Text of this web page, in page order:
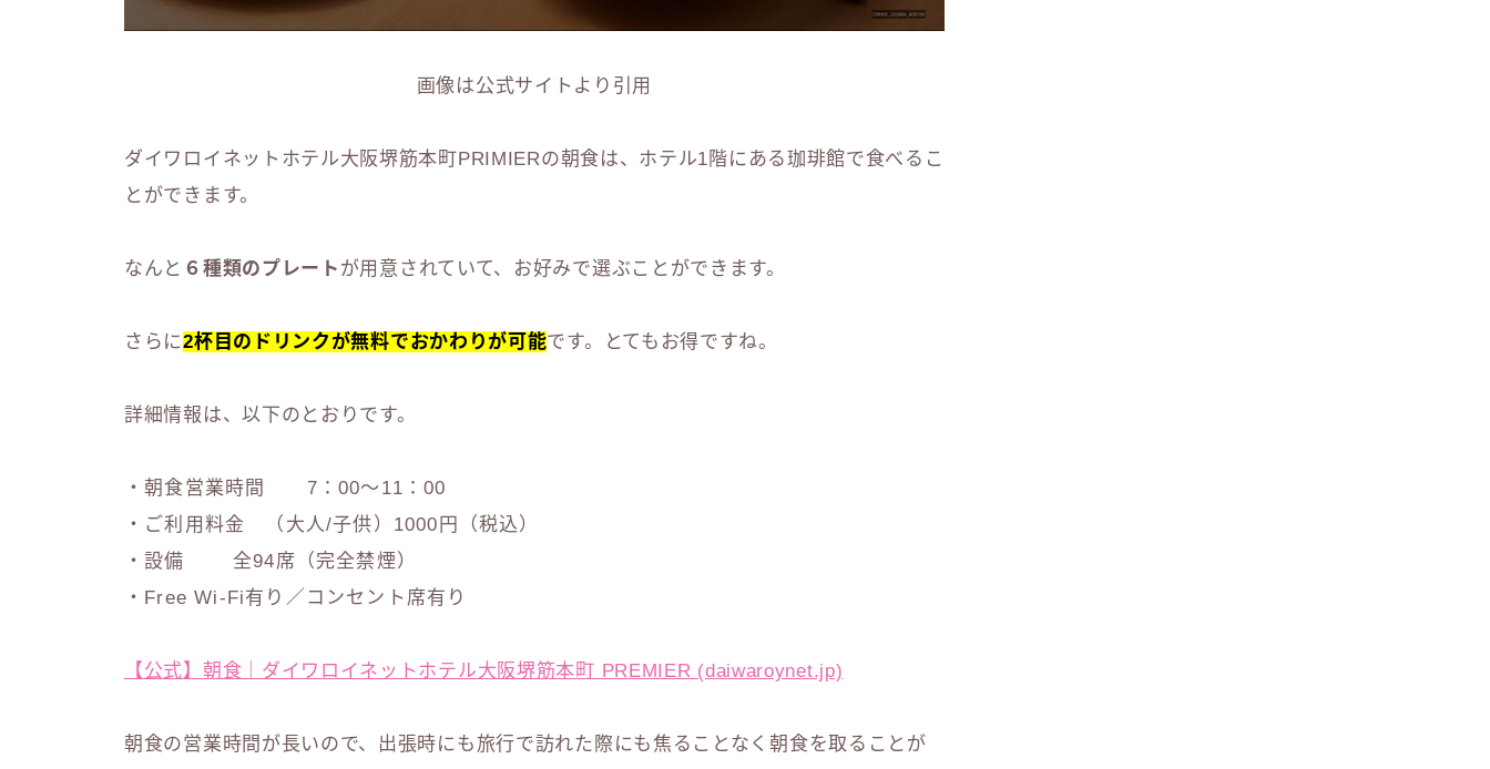
画像は公式サイトより引用
ダイワロイネットホテル大阪堺筋本町PRIMIERの朝食は、ホテル1階にある珈琲館で食べるこ
とができます。
なんと ６種類のプレート が用意されていて、お好みで選ぶことができます。
さらに2杯目のドリンクが無料でおかわりが可能です。とてもお得ですね。
詳細情報は、以下のとおりです。
・朝食営業時間 7：00～11：00
・ご利用料金 （大人/子供）1000円（税込）
・設備 全94席（完全禁煙）
・Free Wi-Fi有り／コンセント席有り
【公式】朝食｜ダイワロイネットホテル大阪堺筋本町 PREMIER (daiwaroynet.jp)
朝食の営業時間が長いので、出張時にも旅行で訪れた際にも焦ることなく朝食を取ることが